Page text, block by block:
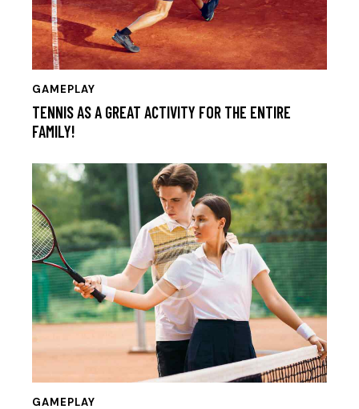
GAMEPLAY
TENNIS AS A GREAT ACTIVITY FOR THE ENTIRE
FAMILY!
GAMEPLAY